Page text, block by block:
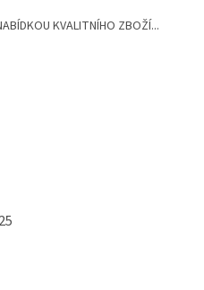
KVALITNÍHO ZBOŽÍ...